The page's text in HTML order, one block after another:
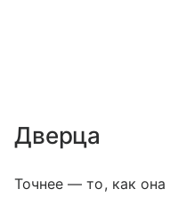
Дверца
Точнее — то, как